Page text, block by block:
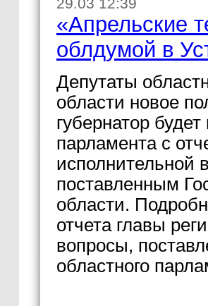
«Апрельские
облдумой в
Депутаты
области новое
губернатор
парламента с
исполнительной
поставленным
области.
отчета главы
вопросы,
областного